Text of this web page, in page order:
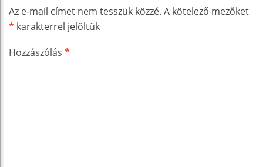
Az e-mail címet nem tesszük közzé. A kötelező mezőket
* karakterrel jelöltük
Hozzászólás *